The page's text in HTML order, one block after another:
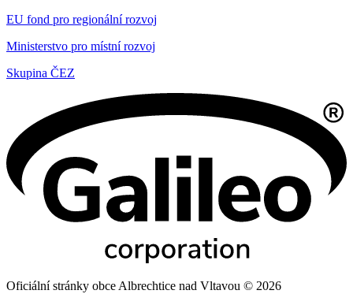
EU fond pro regionální rozvoj
Ministerstvo pro místní rozvoj
Skupina ČEZ
Oficiální stránky obce Albrechtice nad Vltavou © 2026